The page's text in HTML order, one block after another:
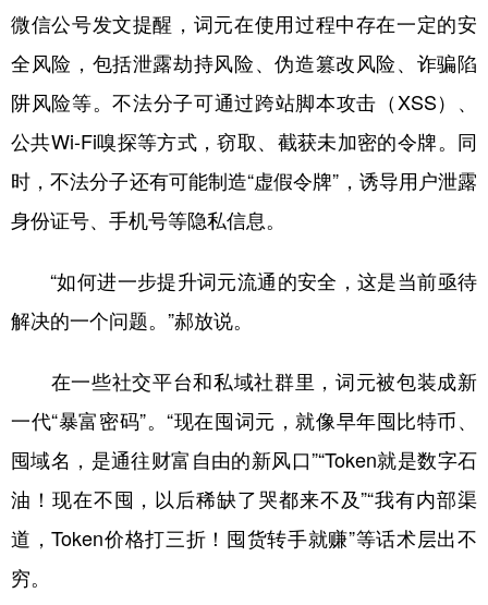
微信公号发文提醒，词元在使用过程中存在一定的安
全风险，包括泄露劫持风险、伪造篡改风险、诈骗陷
阱风险等。不法分子可通过跨站脚本攻击（XSS）、
公共Wi-Fi嗅探等方式，窃取、截获未加密的令牌。同
时，不法分子还有可能制造“虚假令牌”，诱导用户泄露
身份证号、手机号等隐私信息。
“如何进一步提升词元流通的安全，这是当前亟待
解决的一个问题。”郝放说。
在一些社交平台和私域社群里，词元被包装成新
一代“暴富密码”。“现在囤词元，就像早年囤比特币、
囤域名，是通往财富自由的新风口”“Token就是数字石
油！现在不囤，以后稀缺了哭都来不及”“我有内部渠
道，Token价格打三折！囤货转手就赚”等话术层出不
穷。